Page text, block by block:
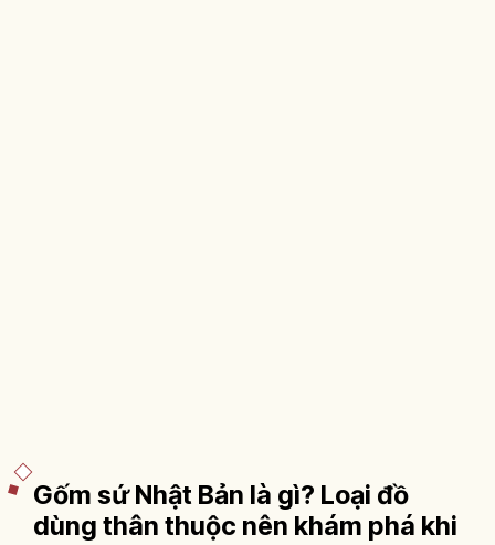
Gốm sứ Nhật Bản là gì? Loại đồ
dùng thân thuộc nên khám phá khi